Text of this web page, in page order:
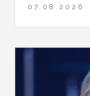
07.08.2026